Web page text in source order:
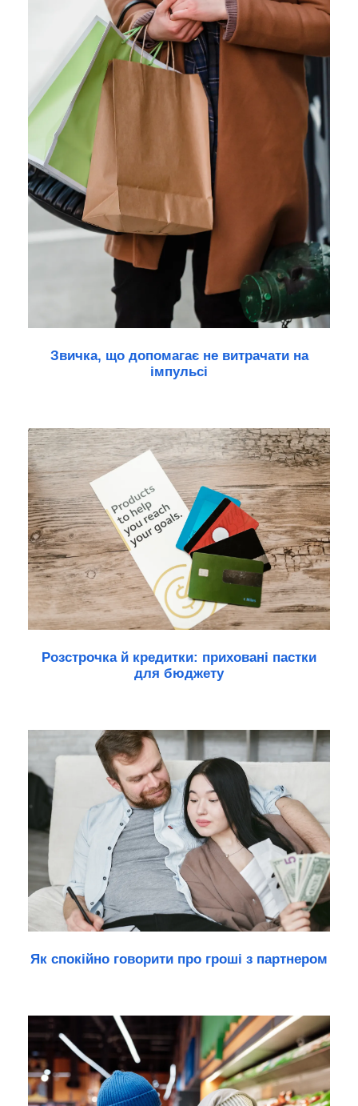
Звичка, що допомагає не витрачати на
імпульсі
Розстрочка й кредитки: приховані пастки
для бюджету
Як спокійно говорити про гроші з партнером